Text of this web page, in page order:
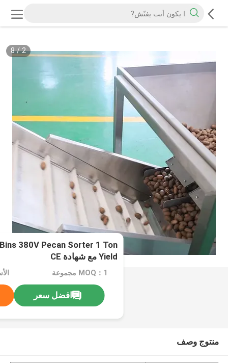
2
/
8
380V Pecan Sorter 1 Ton
Yield مع شهادة CE
MOQ：1 مجموعة
افضل سعر
منتوج وصف